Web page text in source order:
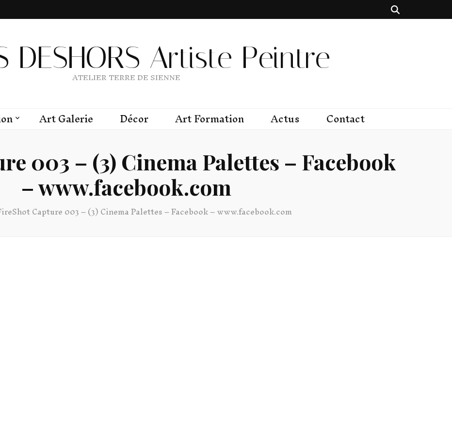
DESHORS Artiste Peintre
ATELIER TERRE DE SIENNE
Art Galerie Décor Art Formation Actus Contact
003 – (3) Cinema Palettes – Facebook
– www.facebook.com
Capture 003 – (3) Cinema Palettes – Facebook – www.facebook.com